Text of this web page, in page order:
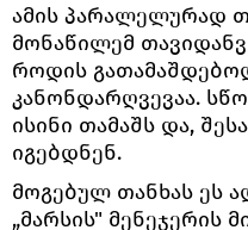
ამის პარალელურად
მონაწილემ
როდის
კანონდარღვევაა.
ისინი თამაშს და,
იგებდნენ.
მოგებულ თანხას ეს
„მარსის" მენეჯერის